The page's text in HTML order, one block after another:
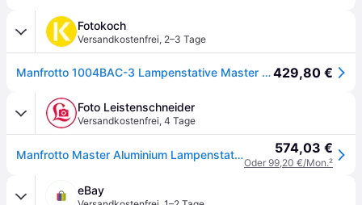
Fotokoch
Versandkostenfrei, 2–3 Tage
Manfrotto 1004BAC-3 Lampenstative Master 3er-Set mit Luftfederung429,80 €
Foto Leistenschneider
Versandkostenfrei, 4 Tage
Manfrotto Master Aluminium Lampenstativ 3er-Set mit Luftfederung 574,03 €
Oder 99,20 €/Mon.²
eBay